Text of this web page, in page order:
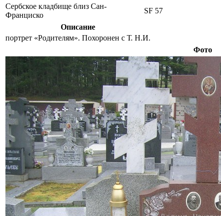
Сербское кладбище близ Сан-
Франциско
SF 57
Описание
портрет «Родителям». Похоронен с Т. Н.И.
Фото